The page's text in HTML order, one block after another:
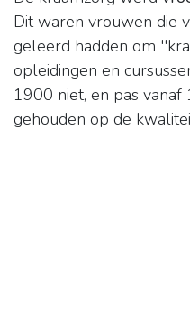
Dit waren vrouwen die
geleerd hadden om
opleidingen en
1900 niet, en pas
gehouden op de